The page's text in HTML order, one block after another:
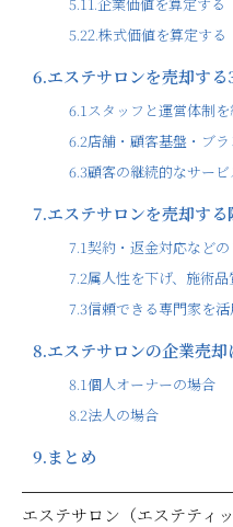
5.22.株式価値を算定する
6.エステサロンを売却する
6.1スタッフと運営体制
6.2店舗・顧客基盤・ブ
6.3顧客の継続的なサー
7.エステサロンを売却す
7.1契約・返金対応など
7.2属人性を下げ、施術
7.3信頼できる専門家を
8.エステサロンの企業売却
8.1個人オーナーの場合
8.2法人の場合
9.まとめ
エステサロン（エステティ